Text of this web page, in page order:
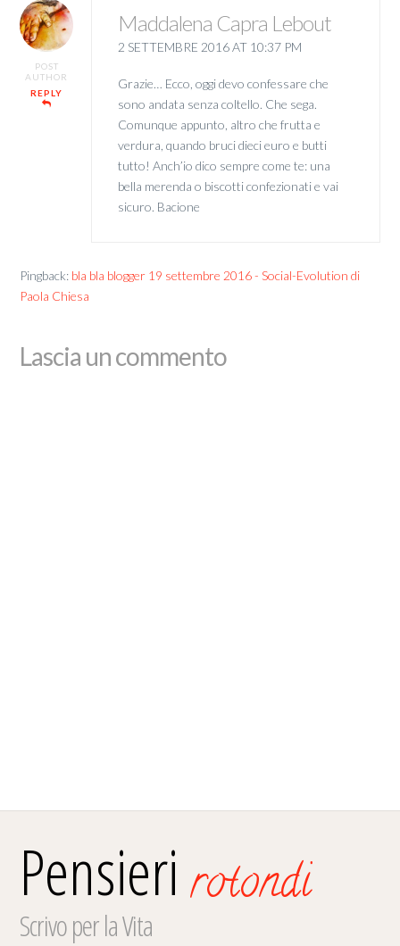
POST
AUTHOR
REPLY
Maddalena Capra Lebout
2 SETTEMBRE 2016 AT 10:37 PM
Grazie… Ecco, oggi devo confessare che
sono andata senza coltello. Che sega.
Comunque appunto, altro che frutta e
verdura, quando bruci dieci euro e butti
tutto! Anch’io dico sempre come te: una
bella merenda o biscotti confezionati e vai
sicuro. Bacione
Pingback: bla bla blogger 19 settembre 2016 - Social-Evolution di
Paola Chiesa
Lascia un commento
Pensierirotondi
Scrivo per la Vita